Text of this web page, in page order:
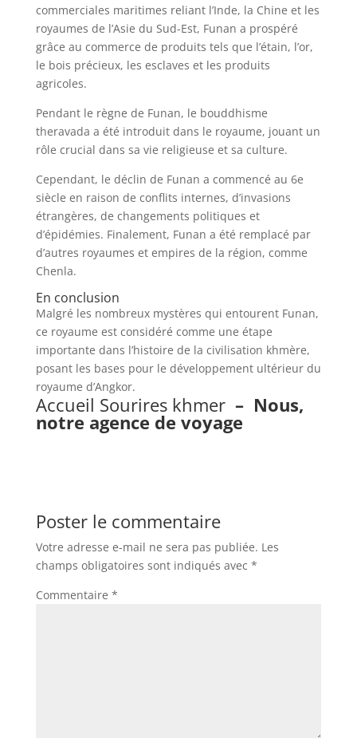
commerciales maritimes reliant l’Inde, la Chine et les
royaumes de l’Asie du Sud-Est, Funan a prospéré
grâce au commerce de produits tels que l’étain, l’or,
le bois précieux, les esclaves et les produits
agricoles.
Pendant le règne de Funan, le bouddhisme
theravada a été introduit dans le royaume, jouant un
rôle crucial dans sa vie religieuse et sa culture.
Cependant, le déclin de Funan a commencé au 6e
siècle en raison de conflits internes, d’invasions
étrangères, de changements politiques et
d’épidémies. Finalement, Funan a été remplacé par
d’autres royaumes et empires de la région, comme
Chenla.
En conclusion
Malgré les nombreux mystères qui entourent Funan,
ce royaume est considéré comme une étape
importante dans l’histoire de la civilisation khmère,
posant les bases pour le développement ultérieur du
royaume d’Angkor.
Accueil Sourires khmer – Nous,
notre agence de voyage
Poster le commentaire
Votre adresse e-mail ne sera pas publiée. Les
champs obligatoires sont indiqués avec *
Commentaire *